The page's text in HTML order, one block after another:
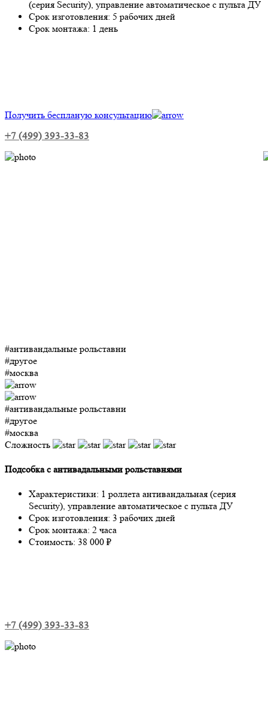
(серия Security), управление автоматическое с пульта ДУ
Срок изготовления: 5 рабочих дней
Срок монтажа: 1 день
Получить беспланую консультацию
+7 (499) 393-33-83
#антивандальные рольставни
#другое
#москва
#антивандальные рольставни
#другое
#москва
Сложность
Подсобка с антивадальными рольставнями
Характеристики: 1 роллета антивандальная (серия
Security), управление автоматическое с пульта ДУ
Срок изготовления: 3 рабочих дней
Срок монтажа: 2 часа
Стоимость: 38 000 ₽
+7 (499) 393-33-83